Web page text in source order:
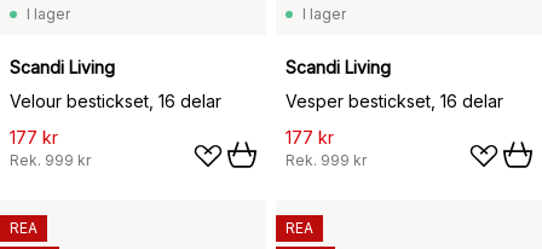
I lager
Scandi Living
Velour bestickset, 16 delar
177 kr
Rek. 999 kr
I lager
Scandi Living
Vesper bestickset, 16 delar
177 kr
Rek. 999 kr
REA
REA